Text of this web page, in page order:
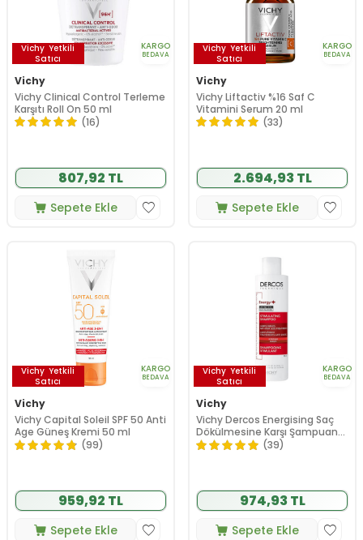
Vichy Yetkili
Satıcı
KARGO
BEDAVA
Vichy
Vichy Clinical Control Terleme
Karşıtı Roll On 50 ml
(16)
807,92 TL
Sepete Ekle
Vichy Yetkili
Satıcı
KARGO
BEDAVA
Vichy
Vichy Liftactiv %16 Saf C
Vitamini Serum 20 ml
(33)
2.694,93 TL
Sepete Ekle
Vichy Yetkili
Satıcı
KARGO
BEDAVA
Vichy
Vichy Capital Soleil SPF 50 Anti
Age Güneş Kremi 50 ml
(99)
959,92 TL
Sepete Ekle
Vichy Yetkili
Satıcı
KARGO
BEDAVA
Vichy
Vichy Dercos Energising Saç
Dökülmesine Karşı Şampuan
200 ml
(39)
974,93 TL
Sepete Ekle